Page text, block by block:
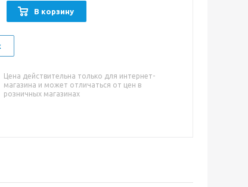
В корзину
Цена действительна только для интернет-
магазина и может отличаться от цен в
розничных магазинах